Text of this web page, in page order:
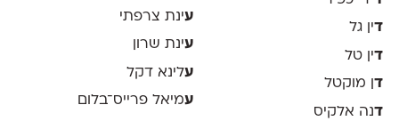
דין גל
דין טל
דן מוקטל
דנה אלקיס
עינת צרפתי
עינת שרון
עלינא דקל
עמיאל פרייס־בלום